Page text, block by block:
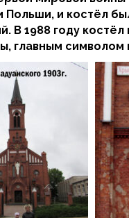
Польши, и костёл
В 1988 году
главным символом